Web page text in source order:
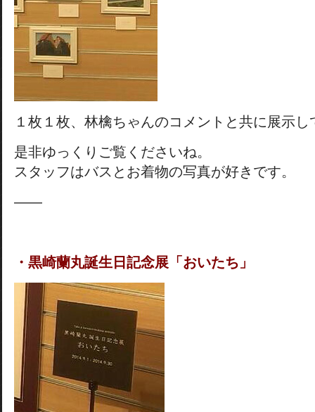
１枚１枚、林檎ちゃんのコメントと共に展示し
是非ゆっくりご覧くださいね。
スタッフはバスとお着物の写真が好きです。
——
・黒崎蘭丸誕生日記念展「おいたち」